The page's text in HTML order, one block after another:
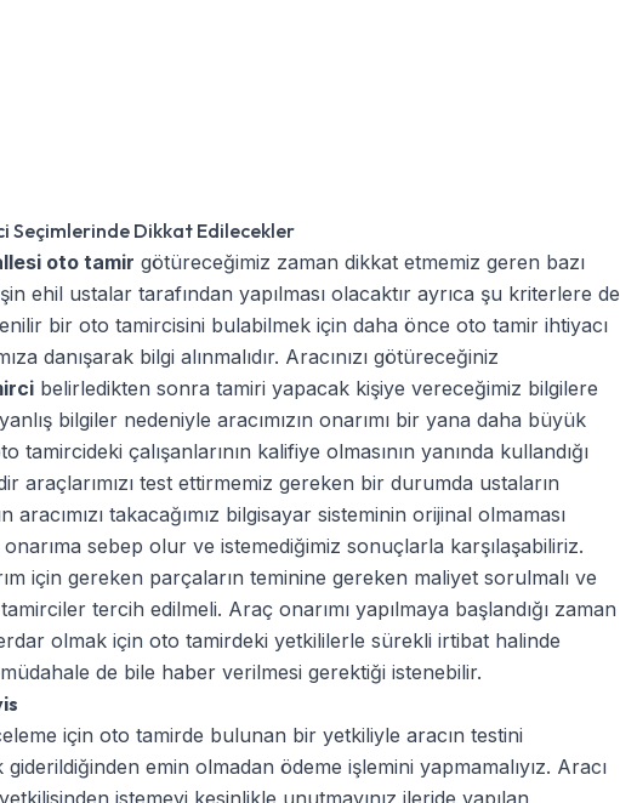
Seçimlerinde Dikkat Edilecekler
oto tamir götüreceğimiz zaman dikkat etmemiz geren bazı
ehil ustalar tarafından yapılması olacaktır ayrıca şu kriterlere de
bir oto tamircisini bulabilmek için daha önce oto tamir ihtiyacı
danışarak bilgi alınmalıdır. Aracınızı götüreceğiniz
belirledikten sonra tamiri yapacak kişiye vereceğimiz bilgilere
bilgiler nedeniyle aracımızın onarımı bir yana daha büyük
çalışanlarının kalifiye olmasının yanında kullandığı
araçlarımızı test ettirmemiz gereken bir durumda ustaların
takacağımız bilgisayar sisteminin orijinal olmaması
sebep olur ve istemediğimiz sonuçlarla karşılaşabiliriz.
için gereken parçaların teminine gereken maliyet sorulmalı ve
tercih edilmeli. Araç onarımı yapılmaya başlandığı zaman
olmak için oto tamirdeki yetkililerle sürekli irtibat halinde
de bile haber verilmesi gerektiği istenebilir.
için oto tamirde bulunan bir yetkiliyle aracın testini
emin olmadan ödeme işlemini yapmamalıyız. Aracı
istemeyi kesinlikle unutmayınız ileride yapılan